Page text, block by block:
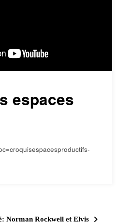
espaces
Norman Rockwell et Elvis